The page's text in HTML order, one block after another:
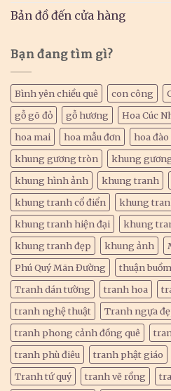
Bản đồ đến cửa hàng
Bạn đang tìm gì?
Bình yên chiều quê con công
gỗ gõ đỏ
gỗ hương Hoa Cúc
hoa mai
hoa mẫu đơn hoa đào
khung gương tròn
khung
khung hình ảnh
khung tranh
khung tranh cổ điển
khung
khung tranh hiện đại
khung
khung tranh đẹp
khung ảnh
Phú Quý Mãn Đường
thuận
Tranh dán tường
tranh hoa
tranh nghệ thuật
Tranh ngựa
tranh phong cảnh đồng quê
tranh phù điêu
tranh phật giáo
Tranh tứ quý
tranh vẽ rồng